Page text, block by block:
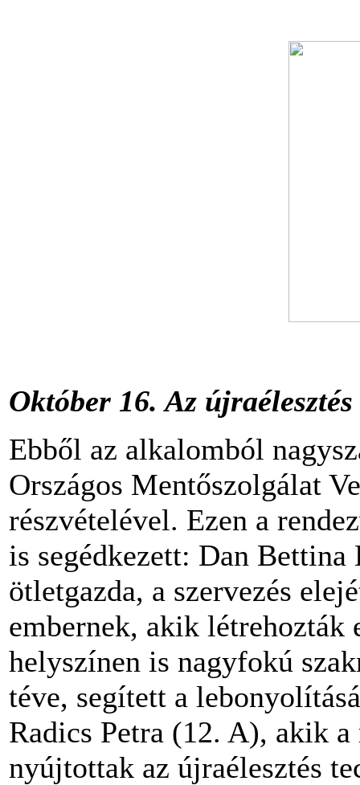
Október 16. Az
Ebből az alkalomból
Országos Mentőszolgálat
részvételével. Ezen a
is segédkezett: Dan
ötletgazda, a szervezés
embernek, akik létrehozták
helyszínen is nagyfokú
téve, segített a
Radics Petra (12. A), akik a
nyújtottak az újraélesztés